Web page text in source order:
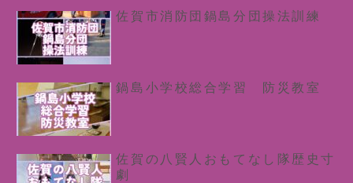
佐賀市消防団鍋島分団操法訓練
鍋島小学校総合学習 防災教室
佐賀の八賢人おもてなし隊歴史寸
劇